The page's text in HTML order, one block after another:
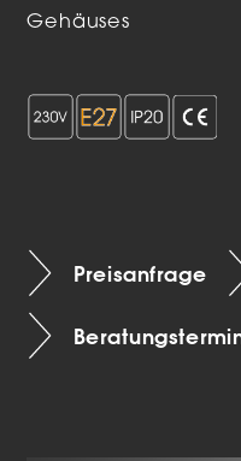
Gehäuses
Preisanfrage